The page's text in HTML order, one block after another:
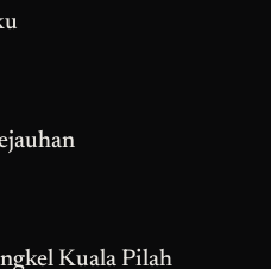
Kuala Pilah